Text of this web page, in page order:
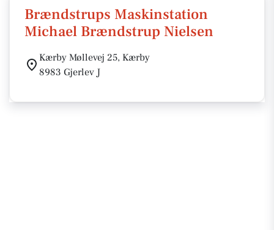
Brændstrups Maskinstation
Michael Brændstrup Nielsen
Kærby Møllevej 25, Kærby
8983 Gjerlev J